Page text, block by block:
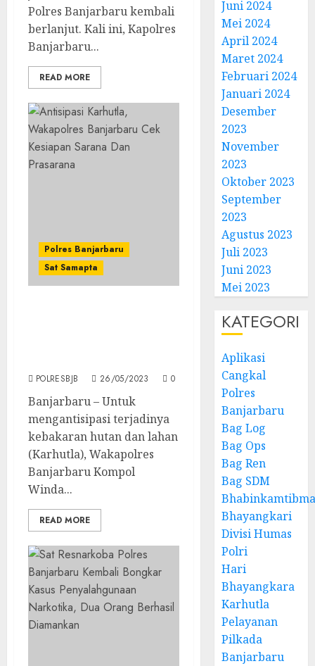
Polres Banjarbaru kembali
berlanjut. Kali ini, Kapolres
Banjarbaru...
READ MORE
Polres Banjarbaru
Sat Samapta
POLRESBJB 26/05/2023 0
Banjarbaru – Untuk
mengantisipasi terjadinya
kebakaran hutan dan lahan
(Karhutla), Wakapolres
Banjarbaru Kompol
Winda...
READ MORE
Juni 2024
Mei 2024
April 2024
Maret 2024
Februari 2024
Januari 2024
Desember
2023
November
2023
Oktober 2023
September
2023
Agustus 2023
Juli 2023
Juni 2023
Mei 2023
KATEGORI
Aplikasi
Cangkal
Polres
Banjarbaru
Bag Log
Bag Ops
Bag Ren
Bag SDM
Bhayangkari
Divisi Humas
Polri
Hari
Bhayangkara
Karhutla
Pelayanan
Pilkada
Banjarbaru